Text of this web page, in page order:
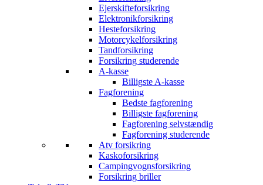
Ejerskifteforsikring
Elektronikforsikring
Hesteforsikring
Motorcykelforsikring
Tandforsikring
Forsikring studerende
A-kasse
Billigste A-kasse
Fagforening
Bedste fagforening
Billigste fagforening
Fagforening selvstændig
Fagforening studerende
Atv forsikring
Kaskoforsikring
Campingvognsforsikring
Forsikring briller